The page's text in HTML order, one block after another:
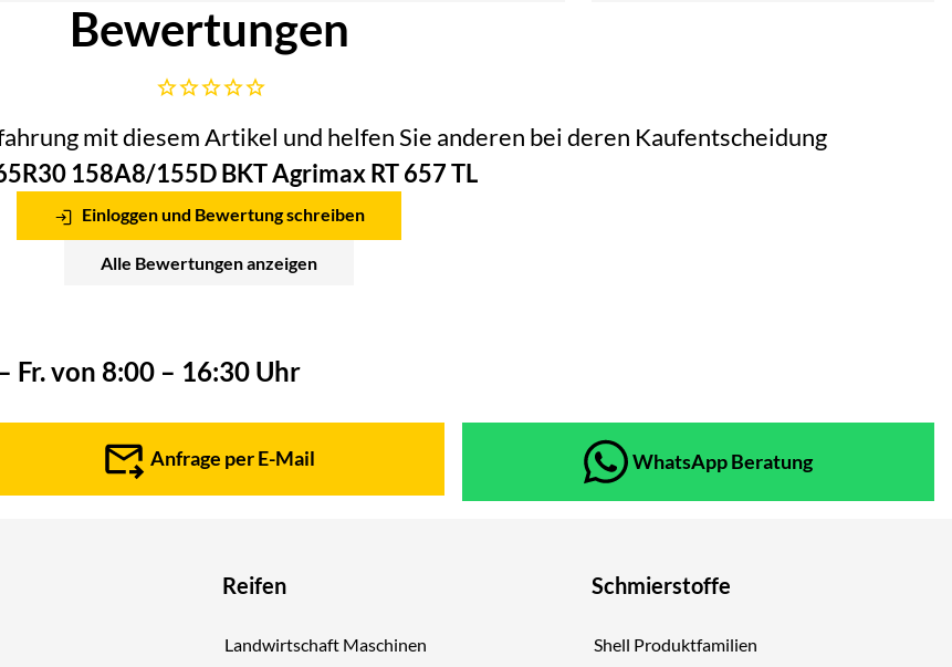
Bewertungen
Noch keine Bewertungen abgegeben
mit diesem Artikel und helfen Sie anderen bei deren Kaufentscheidung
158A8/155D BKT Agrimax RT 657 TL
Einloggen und Bewertung schreiben
Alle Bewertungen anzeigen
Fr. von 8:00 – 16:30 Uhr
Anfrage per E-Mail WhatsApp Beratung
Reifen
Landwirtschaft Maschinen
Schmierstoffe
Shell Produktfamilien